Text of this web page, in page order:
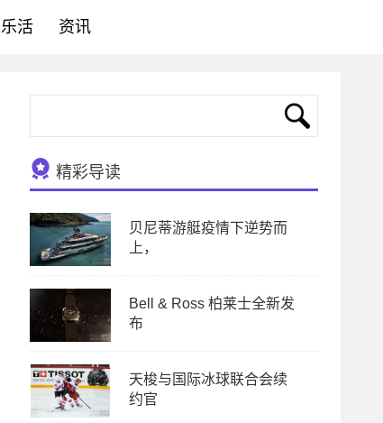
乐活 资讯
精彩导读
贝尼蒂游艇疫情下逆势而
上，
Bell & Ross 柏莱士全新发
布
天梭与国际冰球联合会续
约官